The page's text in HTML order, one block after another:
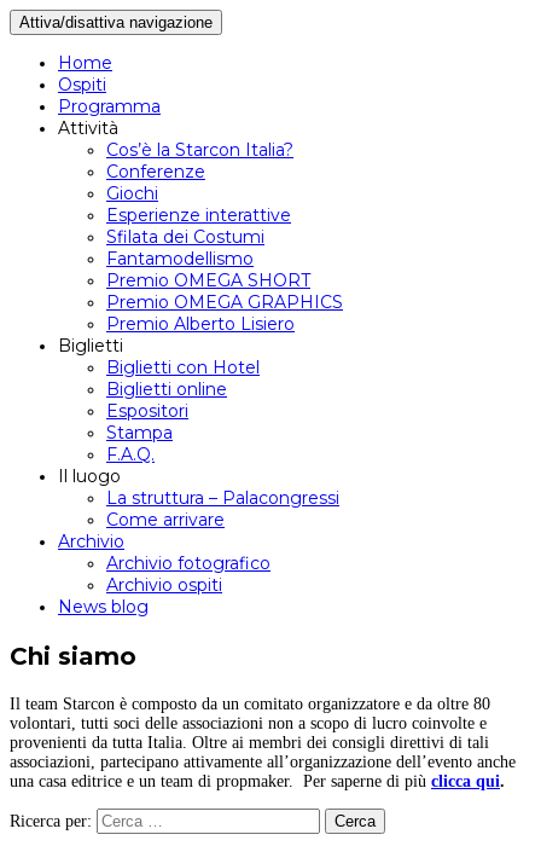
Attiva/disattiva navigazione
Home
Ospiti
Programma
Attività
Cos’è la Starcon Italia?
Conferenze
Giochi
Esperienze interattive
Sfilata dei Costumi
Fantamodellismo
Premio OMEGA SHORT
Premio OMEGA GRAPHICS
Premio Alberto Lisiero
Biglietti
Biglietti con Hotel
Biglietti online
Espositori
Stampa
F.A.Q.
Il luogo
La struttura – Palacongressi
Come arrivare
Archivio
Archivio fotografico
Archivio ospiti
News blog
Chi siamo
Il team Starcon è composto da un comitato organizzatore e da oltre 80
volontari, tutti soci delle associazioni non a scopo di lucro coinvolte e
provenienti da tutta Italia. Oltre ai membri dei consigli direttivi di tali
associazioni, partecipano attivamente all’organizzazione dell’evento anche
una casa editrice e un team di propmaker. Per saperne di più clicca qui.
Ricerca per: